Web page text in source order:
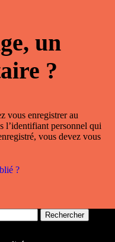
un
?
vous enregistrer au
l’identifiant personnel qui
vous devez vous
?